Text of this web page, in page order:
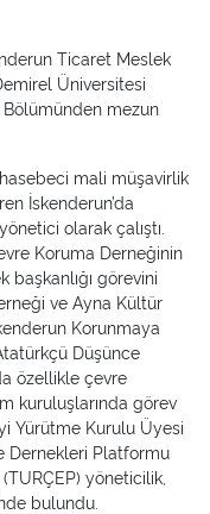
Ticaret Meslek
Üniversitesi
mezun
mali müşavirlik
İskenderun’da
olarak çalıştı.
Koruma Derneğinin
başkanlığı görevini
ve Ayna Kültür
Korunmaya
Düşünce
özellikle çevre
kuruluşlarında görev
Yürütme Kurulu Üyesi
Dernekleri Platformu
yöneticilik,
bulundu.